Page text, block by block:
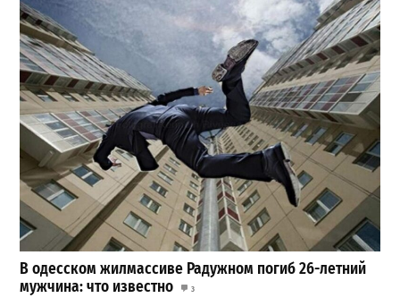
В одесском жилмассиве Радужном погиб 26-летний
мужчина: что известно
3